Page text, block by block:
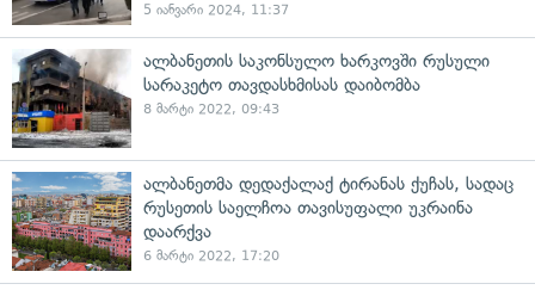
5 იანვარი 2024, 11:37
ალბანეთის საკონსულო ხარკოვში რუსული
სარაკეტო თავდასხმისას დაიბომბა
8 მარტი 2022, 09:43
ალბანეთმა დედაქალაქ ტირანას ქუჩას, სადაც
რუსეთის საელჩოა თავისუფალი უკრაინა
დაარქვა
6 მარტი 2022, 17:20